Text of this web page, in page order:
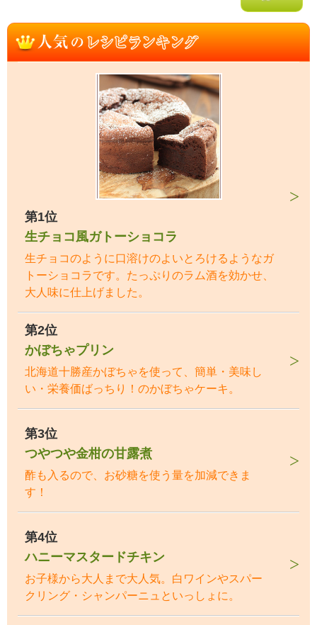
第1位
生チョコ風ガトーショコラ
生チョコのように口溶けのよいとろけるようなガ
トーショコラです。たっぷりのラム酒を効かせ、
大人味に仕上げました。
第2位
かぼちゃプリン
北海道十勝産かぼちゃを使って、簡単・美味し
い・栄養価ばっちり！のかぼちゃケーキ。
第3位
つやつや金柑の甘露煮
酢も入るので、お砂糖を使う量を加減できま
す！
第4位
ハニーマスタードチキン
お子様から大人まで大人気。白ワインやスパー
クリング・シャンパーニュといっしょに。